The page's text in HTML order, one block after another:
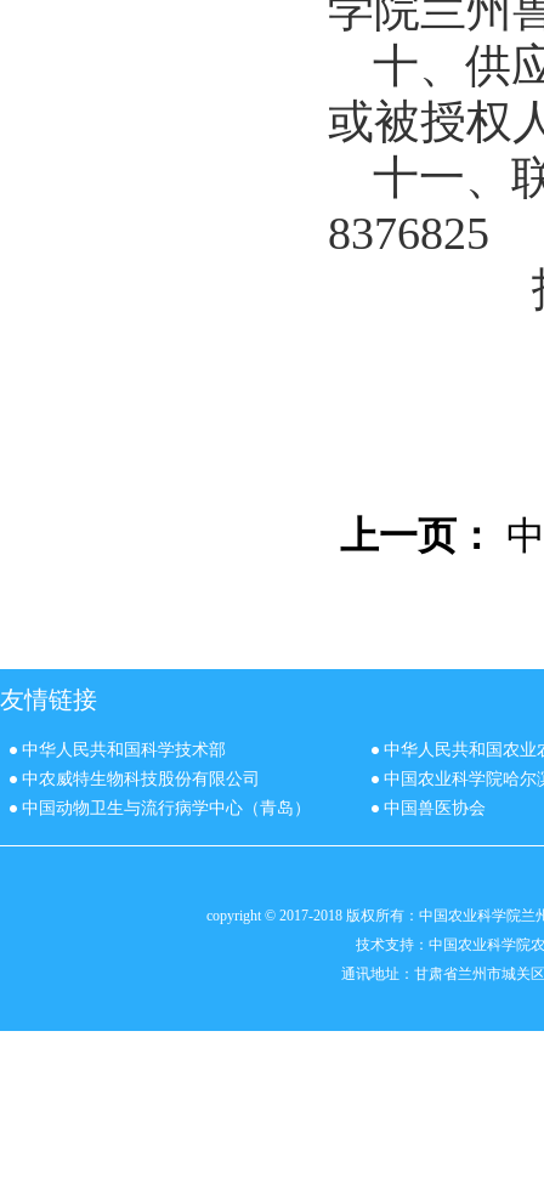
十、供
或被授权
十一、
8376825
上一页：
友情链接
中华人民共和国科学技术部
中华人民共和国农业
中农威特生物科技股份有限公司
中国农业科学院哈尔
中国动物卫生与流行病学中心（青岛）
中国兽医协会
copyright © 2017-2018 版权所有：中国农业科学院
技术支持： 中国农业科学院
通讯地址：甘肃省兰州市城关